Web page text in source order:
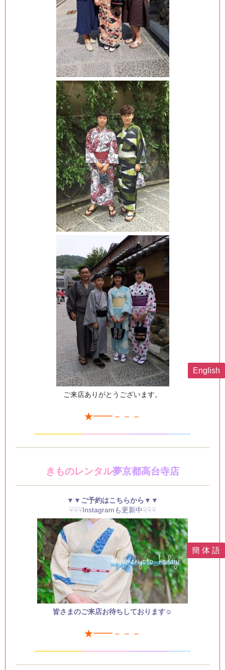
ご来店ありがとうございます。
★━━－－－
————————————————-
きものレンタル夢京都高台寺店
▼▼ご予約はこちらから▼▼
☟☟☟Instagramも更新中☟☟☟
皆さまのご来店お待ちしております☺
★━━－－－
————————————————-
English
簡 体 語